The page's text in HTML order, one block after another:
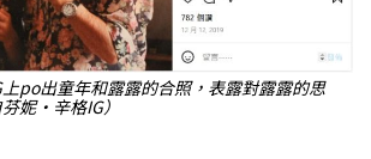
po出童年和露露的合照，表露對露露的思
妮・辛格IG）